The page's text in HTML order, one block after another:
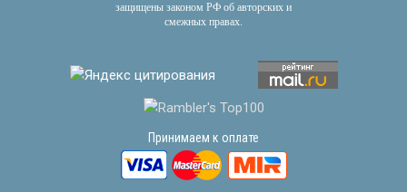
защищены законом РФ об авторских и
смежных правах.
Принимаем к оплате